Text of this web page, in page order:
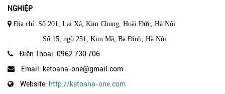
NGHIỆP
Địa chỉ: Số 201, Lai Xá, Kim Chung, Hoài Đức, Hà Nội
Số 15, ngõ 251, Kim Mã, Ba Đình, Hà Nội
Điện Thoại: 0962 730 706
Email: ketoana-one@gmail.com
Website: http://ketoana-one.com